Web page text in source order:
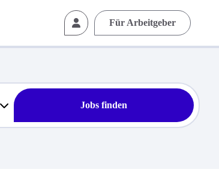
Für Arbeitgeber
Jobs finden